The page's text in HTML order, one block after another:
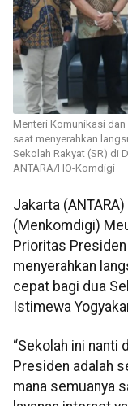
Menteri Komunikasi
saat menyerahkan
Sekolah Rakyat (SR) di
ANTARA/HO-Komdigi
Jakarta
(Menkomdigi)
Prioritas
menyerahkan
cepat bagi dua
Istimewa
“Sekolah ini nanti
Presiden adalah
mana semuanya